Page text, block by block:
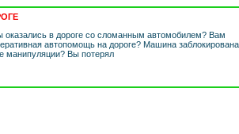
оказались в дороге со сломанным автомобилем? Вам
автопомощь на дороге? Машина заблокирована
манипуляции? Вы потерял